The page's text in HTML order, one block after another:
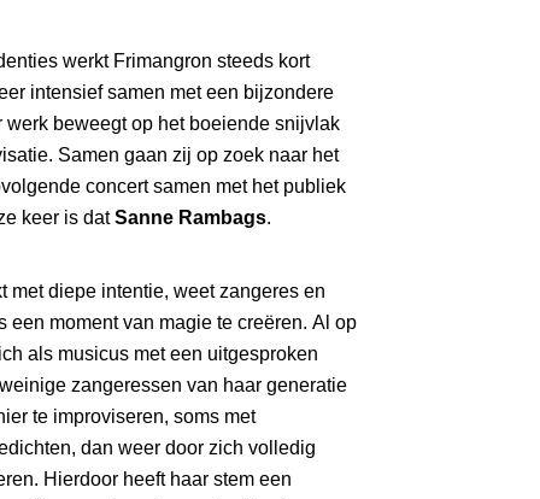
werkt Frimangron steeds kort
intensief samen met een bijzondere
werk beweegt op het boeiende snijvlak
Samen gaan zij op zoek naar het
concert samen met het publiek
keer is datSanne Rambags.
met diepe intentie, weet zangeres en
een moment van magie te creëren. Al op
als musicus met een uitgesproken
zangeressen van haar generatie
te improviseren, soms met
dan weer door zich volledig
Hierdoor heeft haar stem een